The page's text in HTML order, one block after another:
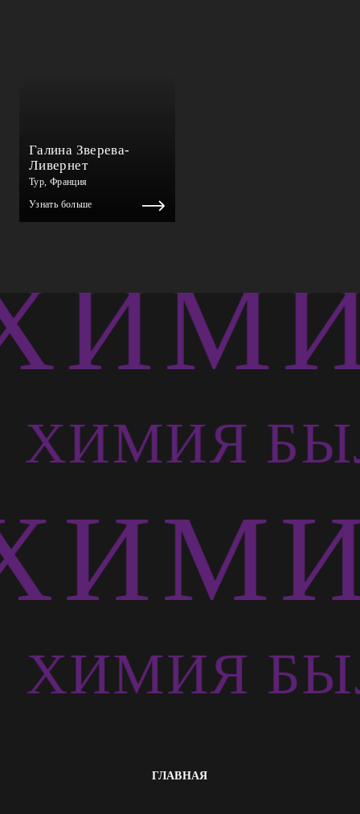
Галина Зверева-
Ливернет
Тур, Франция
Узнать больше
ХИМИЯ
ХИМИЯ
ГЛАВНАЯ